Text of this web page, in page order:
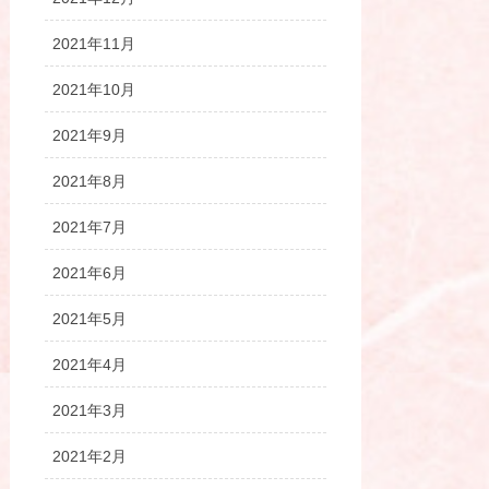
2021年11月
2021年10月
2021年9月
2021年8月
2021年7月
2021年6月
2021年5月
2021年4月
2021年3月
2021年2月